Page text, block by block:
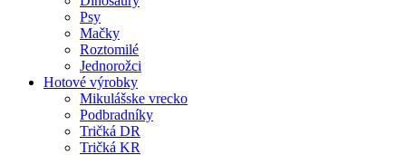
Psy
Mačky
Roztomilé
Jednorožci
Hotové výrobky
Mikulášske vrecko
Podbradníky
Tričká DR
Tričká KR